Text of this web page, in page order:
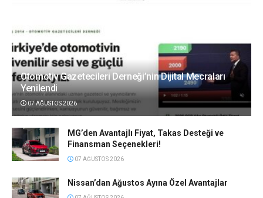
Otomotiv Gazetecileri Derneği’nin Dijital Mecraları
Yenilendi
07 AĞUSTOS 2026
MG’den Avantajlı Fiyat, Takas Desteği ve
Finansman Seçenekleri!
07 AĞUSTOS 2026
Nissan’dan Ağustos Ayına Özel Avantajlar